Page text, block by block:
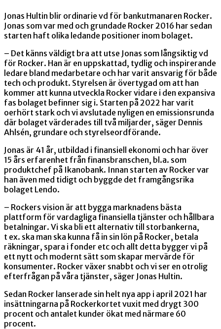
Jonas Hultin blir ordinarie vd för bankutmanaren Rocker.
Jonas som var med och grundade Rocker 2016 har sedan
starten haft olika ledande positioner inom bolaget.
– Det känns väldigt bra att utse Jonas som långsiktig vd
för Rocker. Han är en uppskattad, tydlig och inspirerande
ledare bland medarbetare och har varit ansvarig för både
tech och produkt. Styrelsen är övertygad om att han
kommer att kunna utveckla Rocker vidare i den expansiva
fas bolaget befinner sig i. Starten på 2022 har varit
oerhört stark och vi avslutade nyligen en emissionsrunda
där bolaget värderades till två miljarder, säger Dennis
Ahlsén, grundare och styrelseordförande.
Jonas är 41 år, utbildad i finansiell ekonomi och har över
15 års erfarenhet från finansbranschen, bl.a. som
produktchef på Ikanobank. Innan starten av Rocker var
han även med tidigt och byggde det framgångsrika
bolaget Lendo.
– Rockers vision är att bygga marknadens bästa
plattform för vardagliga finansiella tjänster och hållbara
betalningar. Vi ska bli ett alternativ till storbankerna,
t ex. ska man ska kunna få in sin lön på Rocker, betala
räkningar, spara i fonder etc och allt detta bygger vi på
ett nytt och modernt sätt som skapar mervärde för
konsumenter. Rocker växer snabbt och vi ser en otrolig
efterfrågan på våra tjänster, säger Jonas Hultin.
Sedan Rocker lanserade sin helt nya app i april 2021 har
insättningarna på Rockerkortet vuxit med drygt 300
procent och antalet kunder ökat med närmare 60
procent.